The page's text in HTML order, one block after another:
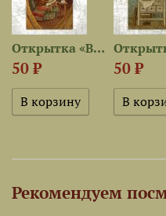
Открытка «Вышивальная ночь»
50 ₽ 50 ₽
Рекомендуем